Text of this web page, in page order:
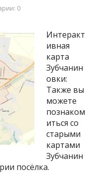
0
Интеракт
ивная
карта
Зубчанин
овки:
Также вы
можете
познаком
иться со
старыми
картами
Зубчанин
посёлка.